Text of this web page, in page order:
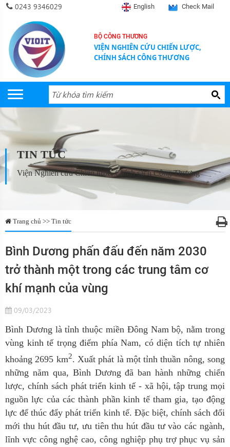
0243 9346029 English Check Mail
BỘ CÔNG THƯƠNG
VIỆN NGHIÊN CỨU CHIẾN LƯỢC,
CHÍNH SÁCH CÔNG THƯƠNG
TIN TỨC
Viện Nghiên cứu Chiến lược, Chính sách Công Thương
Trang chủ >> Tin tức
Bình Dương phấn đấu đến năm 2030
trở thành một trong các trung tâm cơ
khí mạnh của vùng
09/03/2023
Bình Dương là tỉnh thuộc miền Đông Nam bộ, nằm trong
vùng kinh tế trọng điểm phía Nam, có diện tích tự nhiên
khoảng 2695 km2. Xuất phát là một tỉnh thuần nông, song
những năm qua, Bình Dương đã ban hành những chiến
lược, chính sách phát triển kinh tế - xã hội, tập trung mọi
nguồn lực của các thành phần kinh tế tham gia, tạo động
lực để thúc đẩy phát triển kinh tế. Đặc biệt, chính sách đổi
mới thu hút đầu tư, ưu tiên thu hút đầu tư vào các ngành,
lĩnh vực công nghệ cao, công nghiệp phụ trợ phục vụ sản